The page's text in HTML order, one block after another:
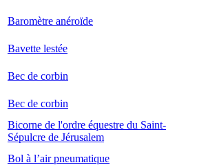
Baromètre anéroïde
Bavette lestée
Bec de corbin
Bec de corbin
Bicorne de l'ordre équestre du Saint-
Sépulcre de Jérusalem
Bol à l’air pneumatique